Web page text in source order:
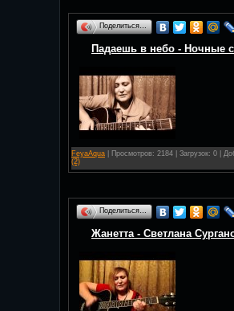
Поделиться…
Падаешь в небо - Ночные
FeyaAqua | Просмотров: 2184 | Загрузок: 0 |
(2)
Поделиться…
Жанетта - Светлана